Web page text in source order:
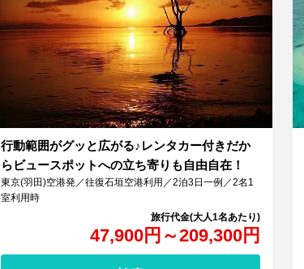
行動範囲がグッと広がる♪レンタカー付きだか
らビュースポットへの立ち寄りも自由自在！
47,900円 ～209,300円
東京(羽田)空港発／往復石垣空港利用／2泊3日一例／2名1
室利用時